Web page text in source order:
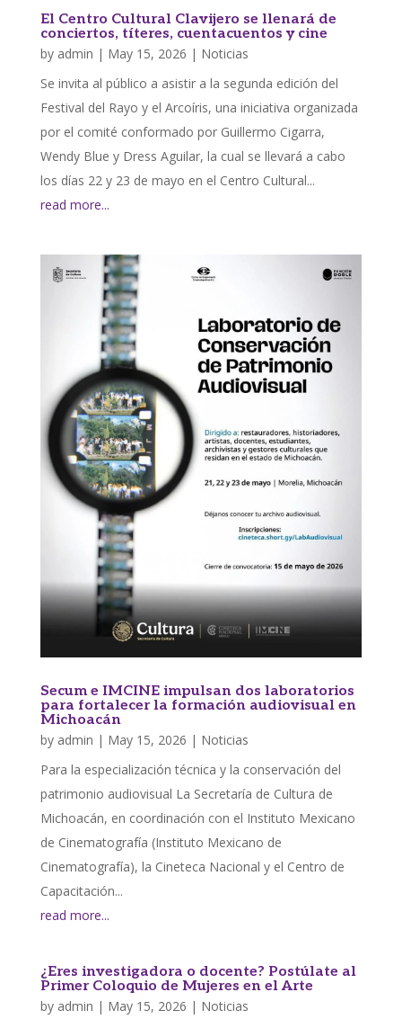
El Centro Cultural Clavijero se llenará de
conciertos, títeres, cuentacuentos y cine
by admin | May 15, 2026 | Noticias
Se invita al público a asistir a la segunda edición del
Festival del Rayo y el Arcoíris, una iniciativa organizada
por el comité conformado por Guillermo Cigarra,
Wendy Blue y Dress Aguilar, la cual se llevará a cabo
los días 22 y 23 de mayo en el Centro Cultural...
read more...
Secum e IMCINE impulsan dos laboratorios
para fortalecer la formación audiovisual en
Michoacán
by admin | May 15, 2026 | Noticias
Para la especialización técnica y la conservación del
patrimonio audiovisual La Secretaría de Cultura de
Michoacán, en coordinación con el Instituto Mexicano
de Cinematografía (Instituto Mexicano de
Cinematografía), la Cineteca Nacional y el Centro de
Capacitación...
read more...
¿Eres investigadora o docente? Postúlate al
Primer Coloquio de Mujeres en el Arte
by admin | May 15, 2026 | Noticias